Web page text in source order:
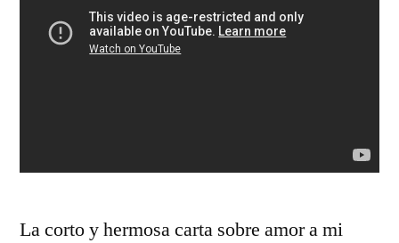
La corto y hermosa carta sobre amor a mi